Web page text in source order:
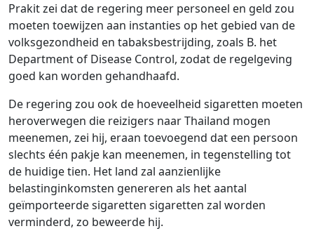
Prakit zei dat de regering meer personeel en geld zou
moeten toewijzen aan instanties op het gebied van de
volksgezondheid en tabaksbestrijding, zoals B. het
Department of Disease Control, zodat de regelgeving
goed kan worden gehandhaafd.
De regering zou ook de hoeveelheid sigaretten moeten
heroverwegen die reizigers naar Thailand mogen
meenemen, zei hij, eraan toevoegend dat een persoon
slechts één pakje kan meenemen, in tegenstelling tot
de huidige tien. Het land zal aanzienlijke
belastinginkomsten genereren als het aantal
geïmporteerde sigaretten sigaretten zal worden
verminderd, zo beweerde hij.